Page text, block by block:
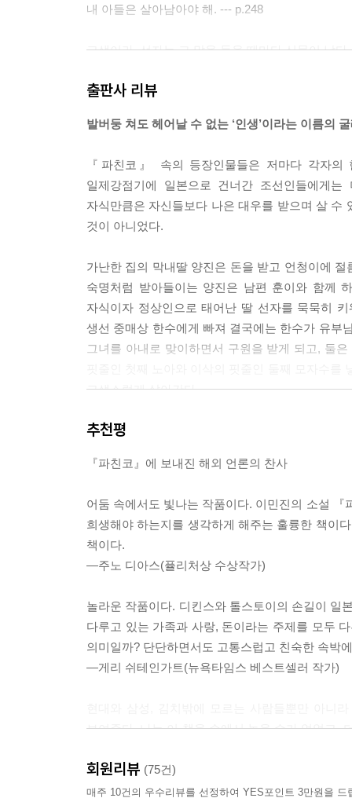
내 아들은 살아남아야 해. --- p.248
고생이라, 선자는 그 말을 들을 때마다 신물이 났
아들이려고 하지 않았다. 아들에게 고생이 닥칠 거
--- p.279
출판사 리뷰
발버둥 쳐도 헤어날 수 없는 ‘인생’이라는 이름의
『파친코』 속의 등장인물들은 저마다 각자
일제강점기에 일본으로 건너간 조선인들에게
자식만큼은 자신들보다 나은 대우를 받으며 살 수
것이 아니었다.
가난한 집의 막내딸 양진은 돈을 받고 언청이에
숙명처럼 받아들이는 양진은 남편 훈이와 함께
자식이자 정상인으로 태어난 딸 선자를 묵묵히
생선 중매상 한수에게 빠져 결국에는 한수가 유부
그녀를 아내로 맞이하면서 구원을 받게 되고, 둘
고생스럽게 살아간다.
선자의 형님인 경희는 어쩌면 기구한 삶을 살아
받아들이며 수용한다. 『파친코』에 등장하는
인생이라는 이름의 굴레에서 벗어나지 못하는
한다는 굴레에 묶여 있었고 경희의 남편 요셉은
아들인 노아와 모자수는 일본에서 태어나 일본
어찌할 수 없는 환경을 극복하고자 공부에 파
아이들보다 훨씬 뛰어난 성적을 보이고 착실하
‘자이니치’라는 편견은 두 사람이 아무리 애쓰고
『파친코』에는 작가 자신이 미국에서 이민자로
추천평
『파친코』에 보내진 해외 언론의 찬사
어둠 속에서도 빛나는 작품이다. 이민진의 소설
희생해야 하는지를 생각하게 해주는 훌륭한 책이
책이다.
―주노 디아스(퓰리처상 수상작가)
놀라운 작품이다. 디킨스와 톨스토이의 손길이 일
다루고 있는 가족과 사랑, 돈이라는 주제를 모두
의미일까? 단단하면서도 고통스럽고 친숙한 속박
―게리 쉬테인가트(뉴욕타임스 베스트셀러 작가)
보여준다. 나는 이 책을 손에서 놓을 수가 없었고,
―시몬 윈체스터(뉴욕타임스 베스트셀러 작가)
회원리뷰 (75건)
매주 10건의 우수리뷰를 선정하여 YES포인트 3만원을 드